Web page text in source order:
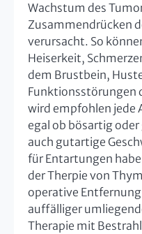
Wachstum des
Zusammendrücken
verursacht. So
Heiserkeit,
dem Brustbein,
Funktionsstörungen
wird empfohlen jede
egal ob bösartig
auch gutartige
für Entartungen
der Therpie von
operative
auffälliger
Therapie mit